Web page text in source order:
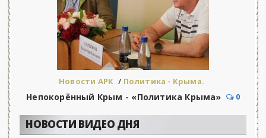
Новости АРК / Политика - Крыма.
Непокорённый Крым - «Политика Крыма» 0
НОВОСТИ ВИДЕО ДНЯ